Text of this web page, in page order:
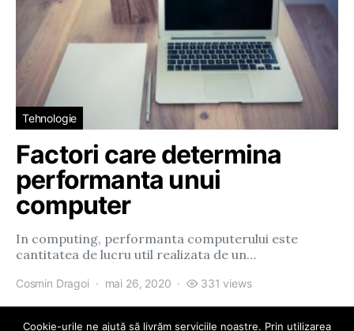
Tehnologie
Factori care determina
performanta unui
computer
In computing, performanta computerului este
cantitatea de lucru util realizata de un…
Cosmin Dragoi mai 26, 2020 331 views
Cookie-urile ne ajută să livrăm serviciile noastre. Prin utilizarea